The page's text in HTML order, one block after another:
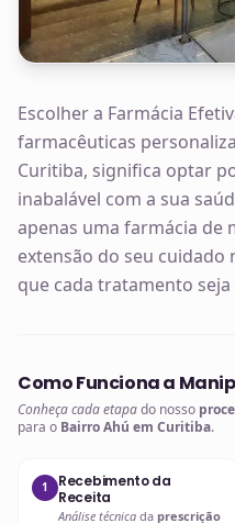
Escolher a Farmácia
farmacêuticas
Curitiba, significa optar
inabalável com a sua
apenas uma farmácia de
extensão do seu
que cada tratamento
Como Funciona a
Conheça cada etapado nosso
para o Bairro Ahú em Curitiba.
1
Recebimento da
Receita
Análise técnica da prescrição